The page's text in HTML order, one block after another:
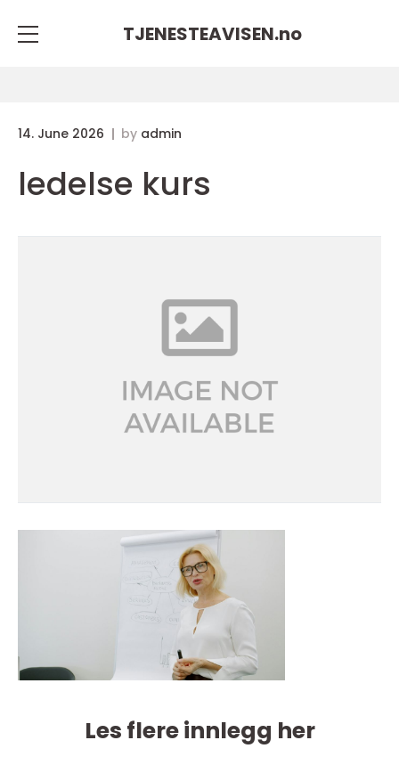
TJENESTEAVISEN.no
14. June 2026 by admin
ledelse kurs
Les flere innlegg her